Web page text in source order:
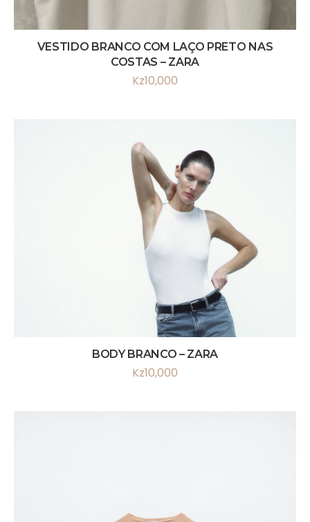
VESTIDO BRANCO COM LAÇO PRETO NAS
COSTAS – ZARA
Kz10,000
BODY BRANCO – ZARA
Kz10,000